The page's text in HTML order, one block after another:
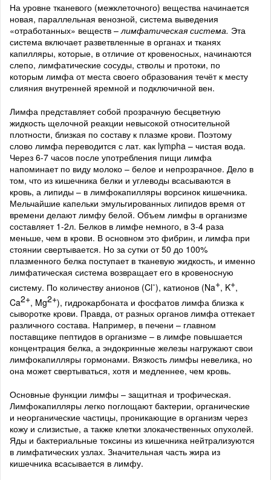
На уровне тканевого (межклеточного) вещества начинается
новая, параллельная венозной, система выведения
«отработанных» веществ – лимфатическая система. Эта
система включает разветвленные в органах и тканях
капилляры, которые, в отличие от кровеносных, начинаются
слепо, лимфатические сосуды, стволы и протоки, по
которым лимфа от места своего образования течёт к месту
слияния внутренней яремной и подключичной вен.
Лимфа представляет собой прозрачную бесцветную
жидкость щелочной реакции невысокой относительной
плотности, близкая по составу к плазме крови. Поэтому
слово лимфа переводится с лат. как lympha – чистая вода.
Через 6-7 часов после употребления пищи лимфа
напоминает по виду молоко – белое и непрозрачное. Дело в
том, что из кишечника белки и углеводы всасываются в
кровь, а липиды – в лимфокапилляры ворсинок кишечника.
Мельчайшие капельки эмульгированных липидов время от
времени делают лимфу белой. Объем лимфы в организме
составляет 1-2л. Белков в лимфе немного, в 3-4 раза
меньше, чем в крови. В основном это фибрин, и лимфа при
стоянии свертывается. Но за сутки от 50 до 100%
плазменного белка поступает в тканевую жидкость, и именно
лимфатическая система возвращает его в кровеносную
систему. По количеству анионов (Cl-), катионов (Na+, K+,
Ca2+, Mg2+), гидрокарбоната и фосфатов лимфа близка к
сыворотке крови. Правда, от разных органов лимфа оттекает
различного состава. Например, в печени – главном
поставщике пептидов в организме – в лимфе повышается
концентрация белка, а эндокринные железы нагружают свои
лимфокапилляры гормонами. Вязкость лимфы невелика, но
она может свертываться, хотя и медленнее, чем кровь.
Основные функции лимфы – защитная и трофическая.
Лимфокапилляры легко поглощают бактерии, органические
и неорганические частицы, проникающие в организм через
кожу и слизистые, а также клетки злокачественных опухолей.
Яды и бактериальные токсины из кишечника нейтрализуются
в лимфатических узлах. Значительная часть жира из
кишечника всасывается в лимфу.